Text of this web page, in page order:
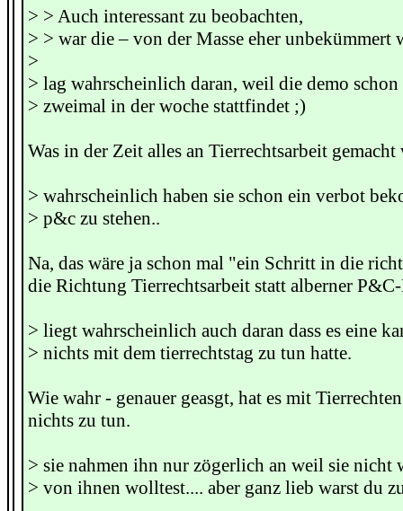
> > Auch interessant zu beobachten,
> > war die – von der Masse eher unbekümmert
>
> lag wahrscheinlich daran, weil die demo
> zweimal in der woche stattfindet ;)
Was in der Zeit alles an Tierrechtsarbeit
> wahrscheinlich haben sie schon ein verbot
> p&c zu stehen..
Na, das wäre ja schon mal "ein Schritt in die
die Richtung Tierrechtsarbeit statt alberner
> liegt wahrscheinlich auch daran dass es eine
> nichts mit dem tierrechtstag zu tun hatte.
Wie wahr - genauer geasgt, hat es mit
nichts zu tun.
> sie nahmen ihn nur zögerlich an weil sie nicht
> von ihnen wolltest.... aber ganz lieb warst du